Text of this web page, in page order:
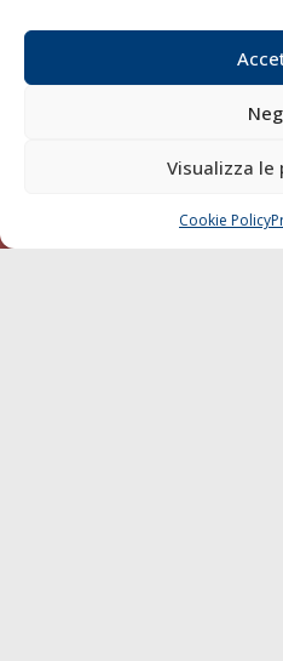
Visualizza le
Cookie Policy
Chi
CHIAMA